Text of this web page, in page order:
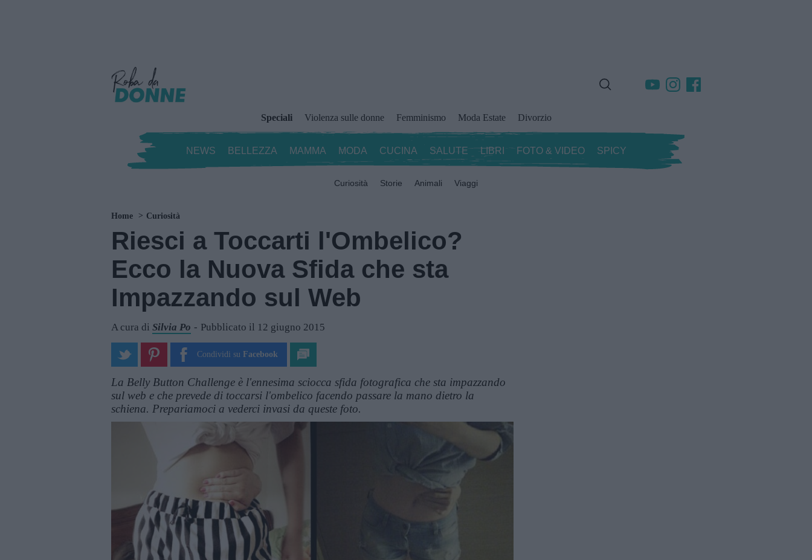
Speciali Violenza sulle donne Femminismo Moda Estate Divorzio
NEWS BELLEZZA MAMMA MODA CUCINA SALUTE LIBRI FOTO & VIDEO SPICY
Curiosità Storie Animali Viaggi
Home Curiosità
Riesci a Toccarti l'Ombelico?
Ecco la Nuova Sfida che sta
Impazzando sul Web
A cura di Silvia Po Pubblicato il 12 giugno 2015
Condividi su Facebook
La Belly Button Challenge è l'ennesima sciocca sfida fotografica che sta impazzando
sul web e che prevede di toccarsi l'ombelico facendo passare la mano dietro la
schiena. Prepariamoci a vederci invasi da queste foto.